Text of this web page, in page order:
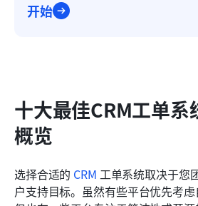
开始
十大最佳CRM工单系
概览
选择合适的 CRM 工单系统取决于您
户支持目标。虽然有些平台优先考虑